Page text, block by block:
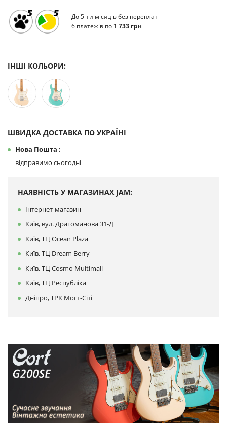
До 5-ти місяців без переплат
6 платежів по 1 733 грн
ШВИДКА ДОСТАВКА ПО УКРАЇНІ
Нова Пошта :
відправимо сьогодні
ІНШІ КОЛЬОРИ:
НАЯВНІСТЬ У МАГАЗИНАХ JAM:
Інтернет-магазин
Київ, вул. Драгоманова 31-Д
Київ, ТЦ Ocean Plaza
Київ, ТЦ Dream Berry
Київ, ТЦ Cosmo Multimall
Київ, ТЦ Республіка
Дніпро, ТРК Мост-Сіті